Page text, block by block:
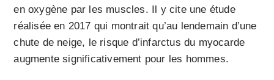
en oxygène par les muscles. Il y cite une étude
réalisée en 2017 qui montrait qu’au lendemain d’une
chute de neige, le risque d’infarctus du myocarde
augmente significativement pour les hommes.